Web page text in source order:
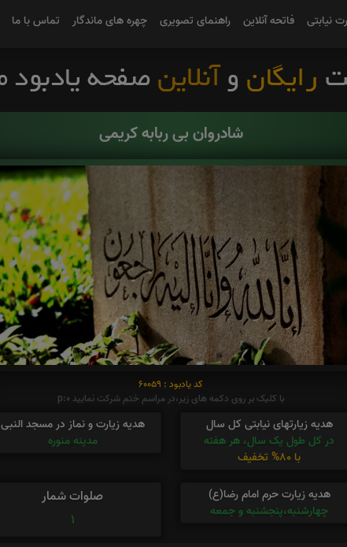
نیابتی فاتحه آنلاین راهنمای تصویری چهره های ماندگار تماس با ما
شادروان بی ربابه کریمی
کد یادبود : 60059
با کلیک بر روی دکمه های زیر،در مراسم ختم شرکت نمایید p:0
هدیه زیارتهای نیابتی کل سال
در کل طول یک سال، هر هفته
با 80% تخفیف
هدیه زیارت و نماز در مسجد النبی
مدینه منوره
هدیه زیارت حرم امام رضا(ع)
چهارشنبه،پنجشنبه و جمعه
صلوات شمار
1